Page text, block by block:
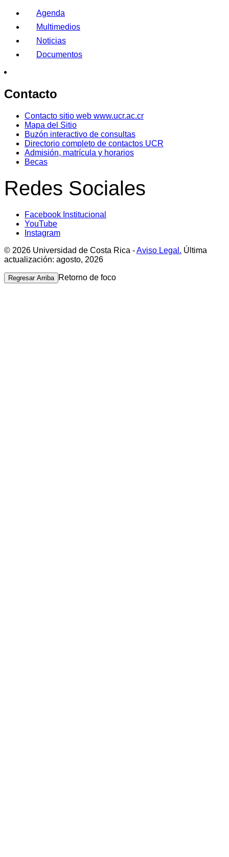
Agenda
Multimedios
Noticias
Documentos
Contacto
Contacto sitio web www.ucr.ac.cr
Mapa del Sitio
Buzón interactivo de consultas
Directorio completo de contactos UCR
Admisión, matrícula y horarios
Becas
Redes Sociales
Facebook Institucional
YouTube
Instagram
© 2026 Universidad de Costa Rica -Aviso Legal. Última
actualización: agosto, 2026
Regresar Arriba Retorno de foco